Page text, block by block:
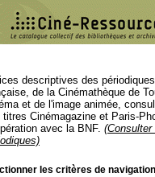
descriptives des
de la Cinémathèque de
et de l'image animée,
titres Cinémagazine et Paris-
avec la BNF.
les critères de